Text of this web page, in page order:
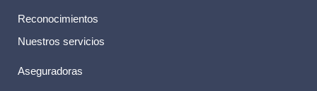
Reconocimientos
Nuestros servicios
Aseguradoras